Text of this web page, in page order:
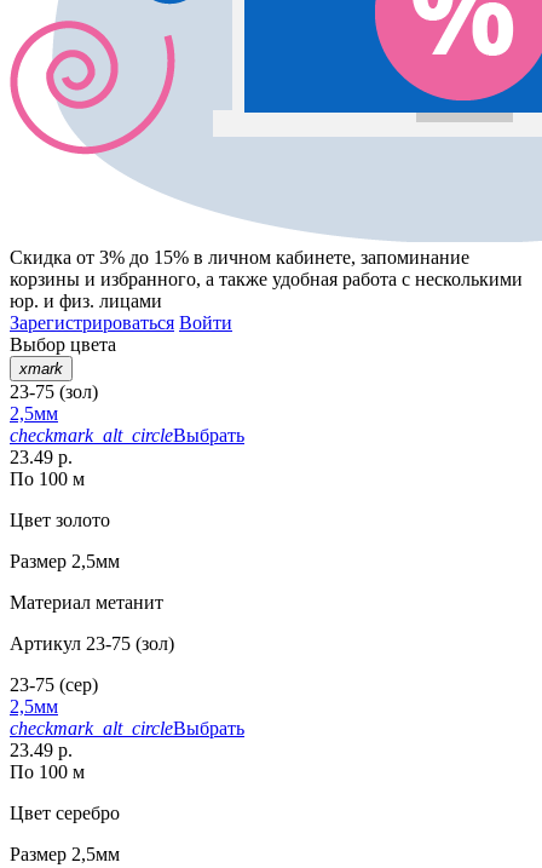
Скидка от 3% до 15% в личном кабинете, запоминание
корзины и избранного, а также удобная работа с несколькими
юр. и физ. лицами
Зарегистрироваться Войти
Выбор цвета
xmark
23-75 (зол)
2,5мм
checkmark_alt_circleВыбрать
23.49 р.
По 100 м
Цвет золото
Размер 2,5мм
Материал метанит
Артикул 23-75 (зол)
23-75 (сер)
2,5мм
checkmark_alt_circleВыбрать
23.49 р.
По 100 м
Цвет серебро
Размер 2,5мм